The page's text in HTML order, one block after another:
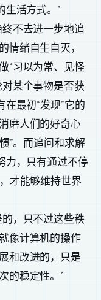
生活方式。”
不去进一步地追
情绪自生自灭，
“习以为常、见怪
某个事物是否获
在最初“发现”它的
磨人们的好奇心
”。而追问和求解
力，只有通过不停
才能够维持世界
，只不过这些秩
像计算机的操作
和改进的，只是
的稳定性。”